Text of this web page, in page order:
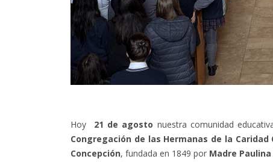
Hoy 21 de agosto nuestra comunidad
Congregación de las Hermanas de la
Concepción, fundada en 1849 por Madre